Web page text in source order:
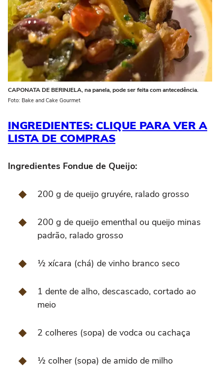
CAPONATA DE BERINJELA, na panela, pode ser feita com antecedência.
Foto: Bake and Cake Gourmet
INGREDIENTES: CLIQUE PARA VER A
LISTA DE COMPRAS
Ingredientes Fondue de Queijo:
200 g de queijo gruyére, ralado grosso
200 g de queijo ementhal ou queijo minas
padrão, ralado grosso
½ xícara (chá) de vinho branco seco
1 dente de alho, descascado, cortado ao
meio
2 colheres (sopa) de vodca ou cachaça
½ colher (sopa) de amido de milho